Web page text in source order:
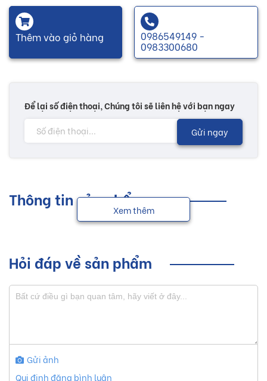
Thêm vào giỏ hàng 0986549149 -
0983300680
Để lại số điện thoại, Chúng tôi sẽ liên hệ với bạn ngay
Gửi ngay
Thông tin sản phẩm
Xem thêm
Hỏi đáp về sản phẩm
Gửi ảnh
Qui định đăng bình luận